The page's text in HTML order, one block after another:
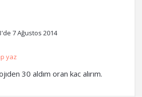
7 Ağustos 2014
yaz
30 aldım oran kac alırım.